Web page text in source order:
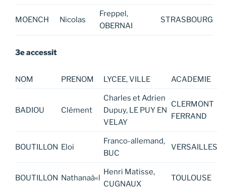
MOENCH Nicolas
Freppel,
OBERNAI
STRASBOURG
3e accessit
NOM PRENOM LYCEE, VILLE ACADEMIE
BADIOU Clément
Charles et Adrien
Dupuy, LE PUY EN
VELAY
CLERMONT
FERRAND
BOUTILLON Eloi
Franco-allemand,
BUC
VERSAILLES
BOUTILLON Nathanaà«l
Henri Matisse,
CUGNAUX
TOULOUSE